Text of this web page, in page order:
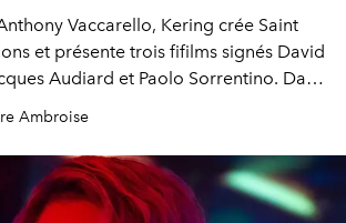
Vaccarello, Kering crée Saint
et présente trois fifilms signés David
Audiard et Paolo Sorrentino. Dans
lance 22 Montaigne
va promouvoir ses marques en
du divertissement. En
de couture Chanel œuvre depuis
plus grands réalisateurs.
Ambroise